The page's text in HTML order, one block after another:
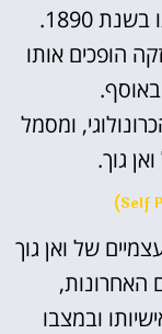
1890.
הופכים אותו
ומסמל
גוך.
מ־25 דיוקנאות עצמיים של ואן גוך
האחרונות,
ובמצבו